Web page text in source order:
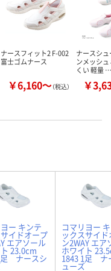
ナースフィット2 F-002
富士ゴムナース
￥6,160～（税込）
ナースシ
ンメッシ
くい 軽量 …
￥
ー キンテ
イドオープ
エアソール
23.0cm
足 ナースシ
コマリヨー
ックスサイ
ン2WAY エア
ホワイト
1843 1足 ナ
ューズ